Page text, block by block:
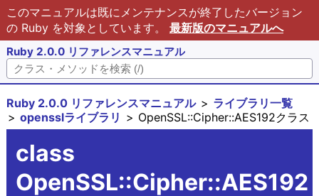
このマニュアルは既にメンテナンスが終了したバージョン
の Ruby を対象としています。 最新版のマニュアルへ
Ruby 2.0.0 リファレンスマニュアル
Ruby 2.0.0 リファレンスマニュアル
ライブラリ一覧
opensslライブラリ
OpenSSL::Cipher::AES192クラス
class
OpenSSL::Cipher::AES192